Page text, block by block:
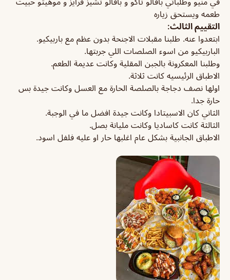
طعمه ويستحق زياره
التقييم الثالث:
ابتعدوا عنه. طلبنا مقبلات الاجنحة بدون عظم مع باربيكيو.
الباربيكيو من اسوء الصلصات اللي جربتها.
وطلبنا المعكرونة بالجبن المقلية وكانت عديمة الطعم.
الاطباق الرئيسيه كانت ثلاثة.
اولها نصف دجاجة بالصلصة الحارة مع العسل وكانت جيدة بس
حارة جدا.
الثاني كان الاسبيتادا وكانت جيدة افضل ما في الوجبة.
الثالثة كانت كاساديا وكانت مليانة بصل.
الاطباق الجانبية بشكل عام اغلبها حار او عليه فلفل اسود.